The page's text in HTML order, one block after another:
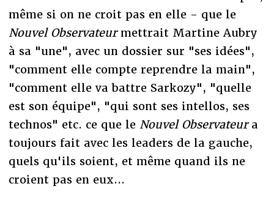
même si on ne croit pas en elle - que le
Nouvel Observateurmettrait Martine Aubry
à sa "une", avec un dossier sur "ses idées",
"comment elle compte reprendre la main",
"comment elle va battre Sarkozy", "quelle
est son équipe", "qui sont ses intellos, ses
technos" etc. ce que le Nouvel Observateura
toujours fait avec les leaders de la gauche,
quels qu'ils soient, et même quand ils ne
croient pas en eux...